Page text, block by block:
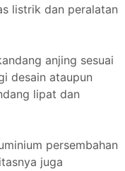
listrik dan peralatan
anjing sesuai
desain ataupun
lipat dan
persembahan
juga